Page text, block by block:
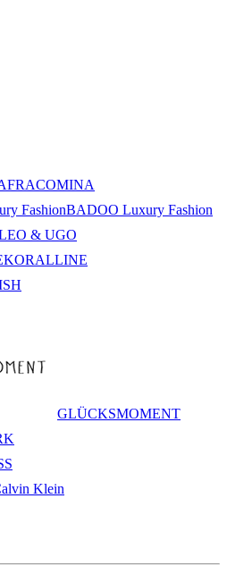
FRACOMINA
BADOO Luxury Fashion
& UGO
KORALLINE
GLÜCKSMOMENT
Klein